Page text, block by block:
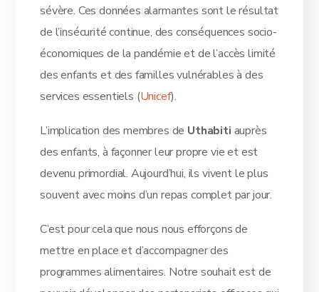
sévère. Ces données alarmantes sont le résultat
de l’insécurité continue, des conséquences socio-
économiques de la pandémie et de l’accès limité
des enfants et des familles vulnérables à des
services essentiels (Unicef).
L’implication des membres de Uthabiti auprès
des enfants, à façonner leur propre vie et est
devenu primordial. Aujourd’hui, ils vivent le plus
souvent avec moins d’un repas complet par jour.
C’est pour cela que nous nous efforçons de
mettre en place et d’accompagner des
programmes alimentaires. Notre souhait est de